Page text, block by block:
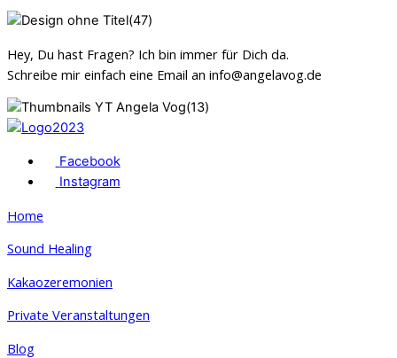
Hey, Du hast Fragen? Ich bin immer für Dich da.
Schreibe mir einfach eine Email an info@angelavog.de
Facebook
Instagram
Home
Sound Healing
Kakaozeremonien
Private Veranstaltungen
Blog